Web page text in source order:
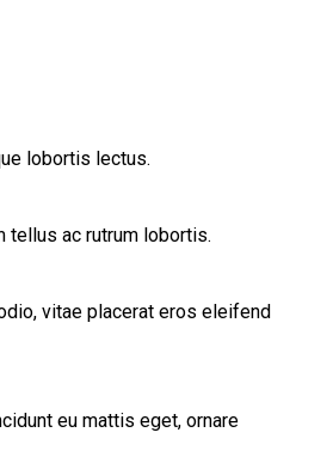
lobortis lectus.
tellus ac rutrum lobortis.
vitae placerat eros eleifend
eu mattis eget, ornare